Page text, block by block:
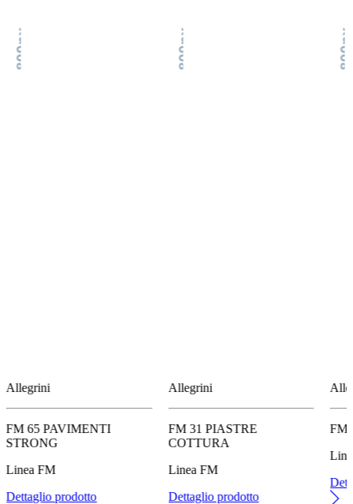
Allegrini
FM 65 PAVIMENTI
STRONG
Linea FM
Dettaglio prodotto
Allegrini
FM 31 PIASTRE
COTTURA
Linea FM
Dettaglio prodotto
FM